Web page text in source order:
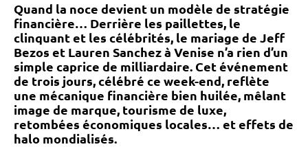
Quand la noce devient un modèle de stratégie
financière… Derrière les paillettes, le
clinquant et les célébrités, le mariage de Jeff
Bezos et Lauren Sanchez à Venise n’a rien d’un
simple caprice de milliardaire. Cet événement
de trois jours, célébré ce week-end, reflète
une mécanique financière bien huilée, mêlant
image de marque, tourisme de luxe,
retombées économiques locales… et effets de
halo mondialisés.